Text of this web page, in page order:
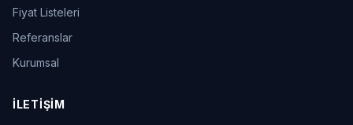
Fiyat Listeleri
Referanslar
Kurumsal
İLETIŞIM